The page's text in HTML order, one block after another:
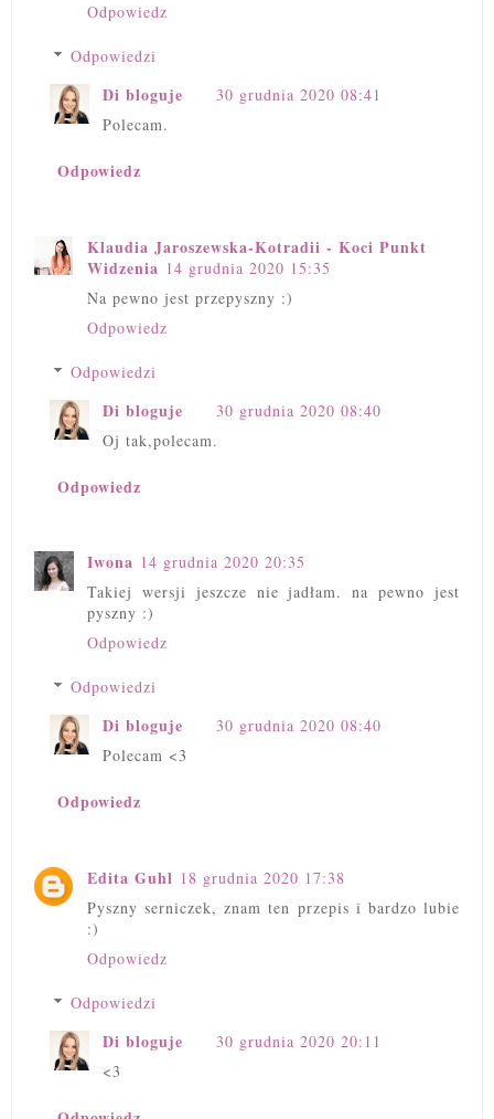
Odpowiedz
Odpowiedzi
Di bloguje
30 grudnia 2020 08:41
Polecam.
Odpowiedz
Klaudia Jaroszewska-Kotradii - Koci Punkt
Widzenia 14 grudnia 2020 15:35
Na pewno jest przepyszny :)
Odpowiedz
Odpowiedzi
Di bloguje
30 grudnia 2020 08:40
Oj tak,polecam.
Odpowiedz
Iwona 14 grudnia 2020 20:35
Takiej wersji jeszcze nie jadłam. na pewno jest
pyszny :)
Odpowiedz
Odpowiedzi
Di bloguje
30 grudnia 2020 08:40
Polecam <3
Odpowiedz
Edita Guhl 18 grudnia 2020 17:38
Pyszny serniczek, znam ten przepis i bardzo lubie
:)
Odpowiedz
Odpowiedzi
Di bloguje
30 grudnia 2020 20:11
<3